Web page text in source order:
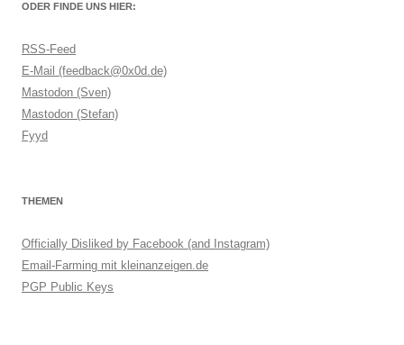
ODER FINDE UNS HIER:
RSS-Feed
E-Mail (feedback@0x0d.de)
Mastodon (Sven)
Mastodon (Stefan)
Fyyd
THEMEN
Officially Disliked by Facebook (and Instagram)
Email-Farming mit kleinanzeigen.de
PGP Public Keys